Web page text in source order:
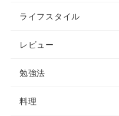
ライフスタイル
レビュー
勉強法
料理